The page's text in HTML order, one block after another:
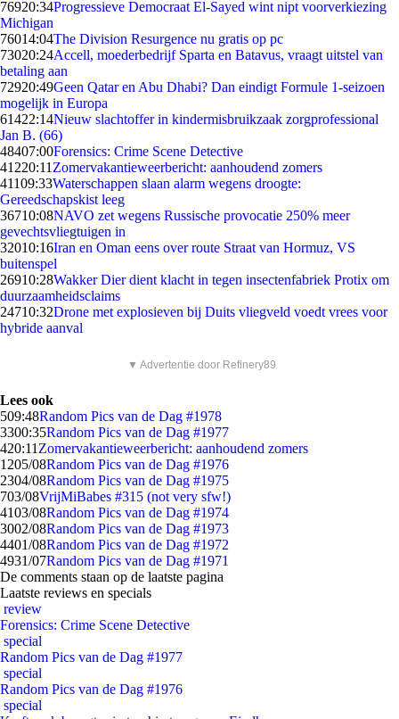
76920:34Progressieve Democraat El-Sayed wint nipt voorverkiezing
Michigan
76014:04The Division Resurgence nu gratis op pc
73020:24Accell, moederbedrijf Sparta en Batavus, vraagt uitstel van
betaling aan
72920:49Geen Qatar en Abu Dhabi? Dan eindigt Formule 1-seizoen
mogelijk in Europa
61422:14Nieuw slachtoffer in kindermisbruikzaak zorgprofessional
Jan B. (66)
48407:00Forensics: Crime Scene Detective
41220:11 Zomervakantieweerbericht: aanhoudend zomers
41109:33Waterschappen slaan alarm wegens droogte:
Gereedschapskist leeg
36710:08NAVO zet wegens Russische provocatie 250% meer
gevechtsvliegtuigen in
32010:16Iran en Oman eens over route Straat van Hormuz, VS
buitenspel
26910:28Wakker Dier dient klacht in tegen insectenfabriek Protix om
duurzaamheidsclaims
24710:32Drone met explosieven bij Duits vliegveld voedt vrees voor
hybride aanval
▼ Advertentie door Refinery89
Lees ook
509:48Random Pics van de Dag #1978
3300:35Random Pics van de Dag #1977
420:11 Zomervakantieweerbericht: aanhoudend zomers
1205/08Random Pics van de Dag #1976
2304/08Random Pics van de Dag #1975
703/08VrijMiBabes #315 (not very sfw!)
4103/08Random Pics van de Dag #1974
3002/08Random Pics van de Dag #1973
4401/08Random Pics van de Dag #1972
4931/07Random Pics van de Dag #1971
De comments staan op de laatste pagina
Laatste reviews en specials
review
Forensics: Crime Scene Detective
special
Random Pics van de Dag #1977
special
Random Pics van de Dag #1976
special